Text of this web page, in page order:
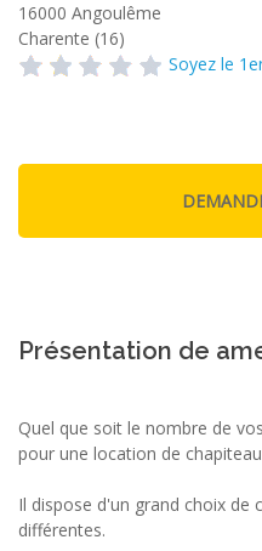
16000 Angoulême
Charente (16)
Soyez le
Présentation de
Quel que soit le nombre de
pour une location de
Il dispose d'un grand choix de
différentes.